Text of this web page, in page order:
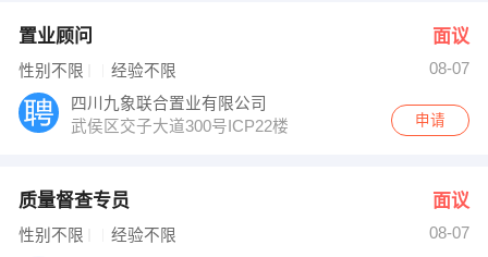
置业顾问 面议
性别不限 经验不限
08-07
四川九象联合置业有限公司
武侯区交子大道300号ICP22楼
申请
质量督查专员 面议
性别不限 经验不限
08-07